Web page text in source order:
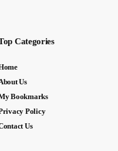
Categories
Us
Bookmarks
Policy
Us